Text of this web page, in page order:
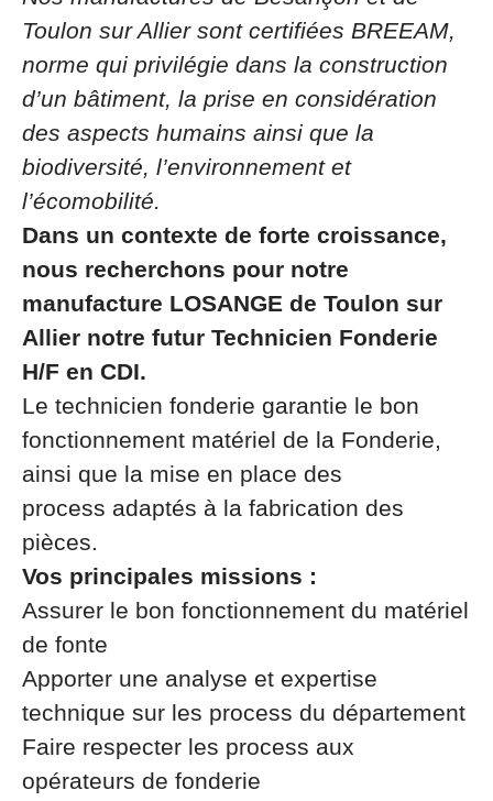
Toulon sur Allier sont certifiées BREEAM,
norme qui privilégie dans la construction
d’un bâtiment, la prise en considération
des aspects humains ainsi que la
biodiversité, l’environnement et
l’écomobilité.
Dans un contexte de forte croissance,
nous recherchons pour notre
manufacture LOSANGE de Toulon sur
Allier notre futur Technicien Fonderie
H/F en CDI.
Le technicien fonderie garantie le bon
fonctionnement matériel de la Fonderie,
ainsi que la mise en place des
process adaptés à la fabrication des
pièces.
Vos principales missions :
Assurer le bon fonctionnement du matériel
de fonte
Apporter une analyse et expertise
technique sur les process du département
Faire respecter les process aux
opérateurs de fonderie